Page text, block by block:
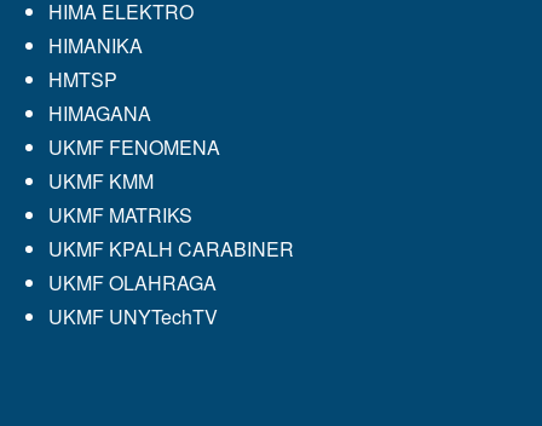
HIMA ELEKTRO
HIMANIKA
HMTSP
HIMAGANA
UKMF FENOMENA
UKMF KMM
UKMF MATRIKS
UKMF KPALH CARABINER
UKMF OLAHRAGA
UKMF UNYTechTV